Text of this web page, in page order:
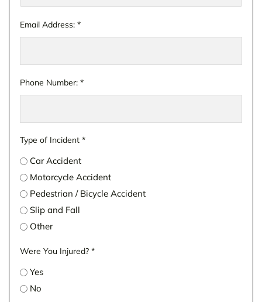
Email Address: *
Phone Number: *
Type of Incident *
Car Accident
Motorcycle Accident
Pedestrian / Bicycle Accident
Slip and Fall
Other
Were You Injured? *
Yes
No